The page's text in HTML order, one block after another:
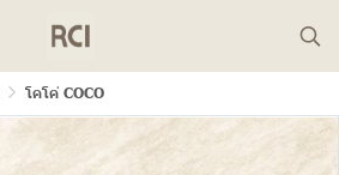
โคโค่ COCO